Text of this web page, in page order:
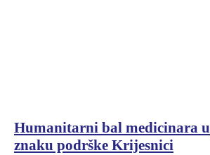
Humanitarni bal medicinara u
znaku podrške Krijesnici